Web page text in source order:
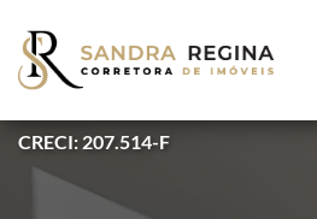
CRECI: 207.514-F